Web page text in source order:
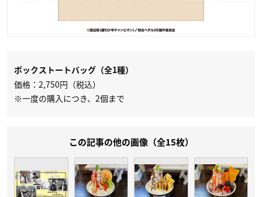
ボックストートバッグ（全1種）
価格：2,750円（税込）
※一度の購入につき、2個まで
この記事の他の画像（全15枚）